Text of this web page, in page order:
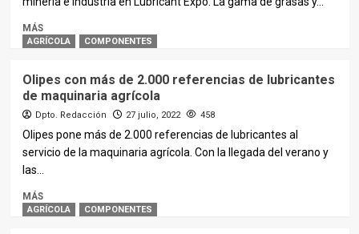
MÁS
AGRÍCOLA COMPONENTES
Olipes con más de 2.000 referencias de lubricantes
de maquinaria agrícola
Dpto. Redacción 27 julio, 2022 458
Olipes pone más de 2.000 referencias de lubricantes al
servicio de la maquinaria agrícola. Con la llegada del verano y
las...
MÁS
AGRÍCOLA COMPONENTES